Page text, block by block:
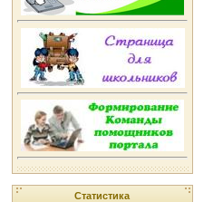
Статистика